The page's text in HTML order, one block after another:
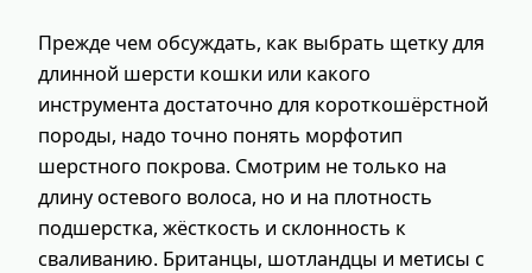
Прежде чем обсуждать, как выбрать щетку для
длинной шерсти кошки или какого
инструмента достаточно для короткошёрстной
породы, надо точно понять морфотип
шерстного покрова. Смотрим не только на
длину остевого волоса, но и на плотность
подшерстка, жёсткость и склонность к
сваливанию. Британцы, шотландцы и метисы с